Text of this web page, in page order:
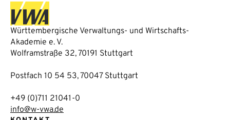
Württembergische Verwaltungs- und Wirtschafts-
Akademie e. V.
Wolframstraße 32, 70191 Stuttgart
Postfach 10 54 53, 70047 Stuttgart
+49 (0)711 21041-0
info@w-vwa.de